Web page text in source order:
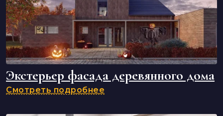
Экстерьер фасада деревянного дома
Смотреть подробнее